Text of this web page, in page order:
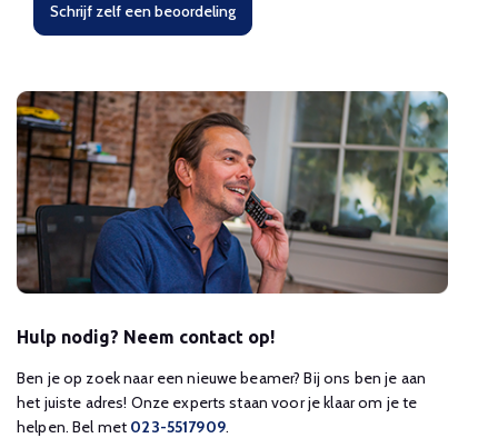
Schrijf zelf een beoordeling
Hulp nodig? Neem contact op!
Ben je op zoek naar een nieuwe beamer? Bij ons ben je aan
het juiste adres! Onze experts staan voor je klaar om je te
helpen. Bel met 023-5517909.